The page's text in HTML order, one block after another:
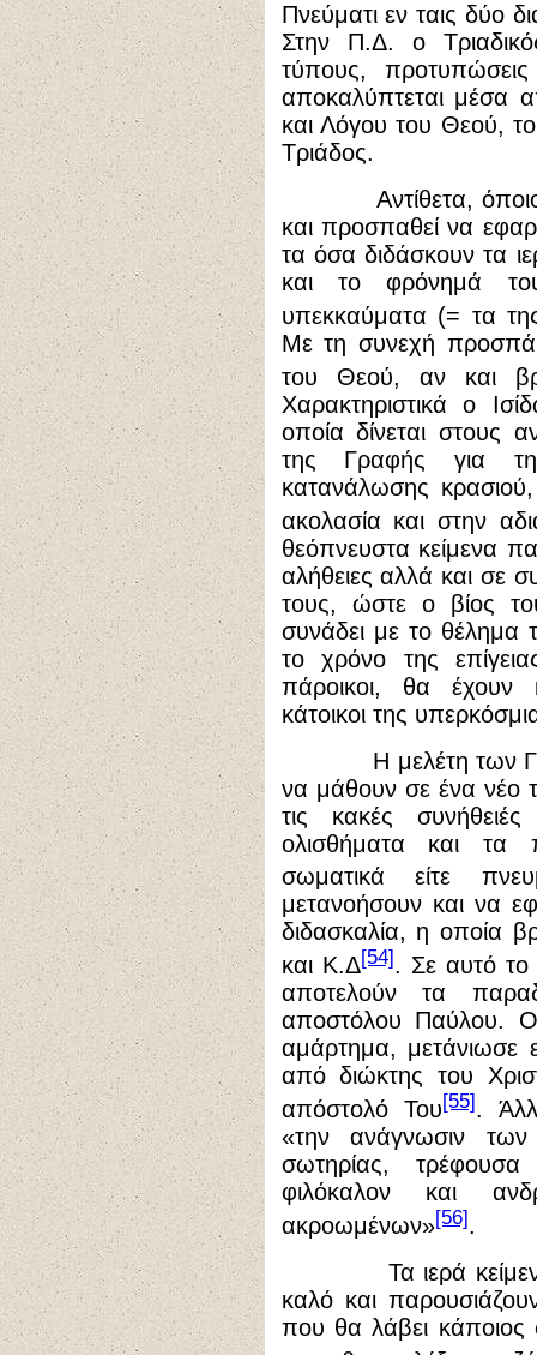
Πνεύματι εν ταις δύο
Στην Π.Δ. ο
τύπους,
αποκαλύπτεται μέσα
και Λόγου του Θεού,
Τριάδος.
Αντίθετα, όποιος
και προσπαθεί να
τα όσα διδάσκουν τα
και το φρόνημά
υπεκκαύματα (= τα
Με τη συνεχή
του Θεού, αν και
Χαρακτηριστικά ο
οποία δίνεται στους
της Γραφής για
κατανάλωσης
ακολασία και στην
θεόπνευστα κείμενα
αλήθειες αλλά και σε
τους, ώστε ο βίος
συνάδει με το
το χρόνο της
πάροικοι, θα έχουν
κάτοικοι της
Η μελέτη των
να μάθουν σε ένα νέο
τις κακές
ολισθήματα και τα
σωματικά είτε
μετανοήσουν και να
διδασκαλία, η οποία
και Κ.Δ[54] . Σε αυτό το
αποτελούν τα
αποστόλου Παύλου.
αμάρτημα, μετάνιωσε
από διώκτης του
απόστολό Του[55] .
«την ανάγνωσιν
σωτηρίας, τρέφουσα
φιλόκαλον και
ακροωμένων»[56].
Τα ιερά κείμενα
καλό και
που θα λάβει